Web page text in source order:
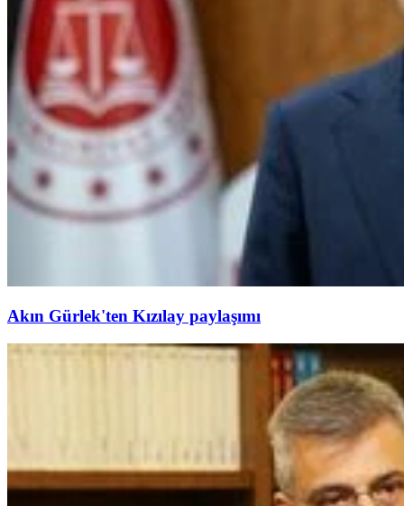
Akın Gürlek'ten Kızılay paylaşımı